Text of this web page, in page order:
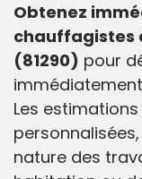
Obtenez
chauffagistes
(81290) pour
Les
nature des